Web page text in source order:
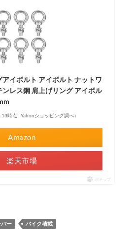
イボルト アイボルト ナットワ
ンレス鋼 肩上げリング アイボル
時点 | Yahooショッピング調べ）
Amazon
楽天市場
ポチップ
ー バイク積載